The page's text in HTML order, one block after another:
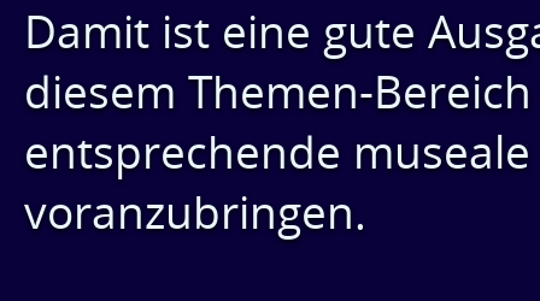
Damit ist eine gute
diesem Themen-
entsprechende
voranzubringen.